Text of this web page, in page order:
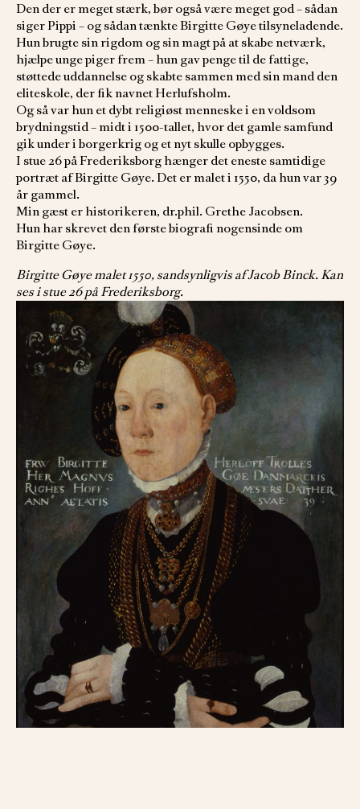
Den der er meget stærk, bør også være meget god – sådan
siger Pippi – og sådan tænkte Birgitte Gøye tilsyneladende.
Hun brugte sin rigdom og sin magt på at skabe netværk,
hjælpe unge piger frem – hun gav penge til de fattige,
støttede uddannelse og skabte sammen med sin mand den
eliteskole, der fik navnet Herlufsholm.
Og så var hun et dybt religiøst menneske i en voldsom
brydningstid – midt i 1500-tallet, hvor det gamle samfund
gik under i borgerkrig og et nyt skulle opbygges.
I stue 26 på Frederiksborg hænger det eneste samtidige
portræt af Birgitte Gøye. Det er malet i 1550, da hun var 39
år gammel.
Min gæst er historikeren, dr.phil. Grethe Jacobsen.
Hun har skrevet den første biografi nogensinde om
Birgitte Gøye.
Birgitte Gøye malet 1550, sandsynligvis af Jacob Binck. Kan
ses i stue 26 på Frederiksborg.